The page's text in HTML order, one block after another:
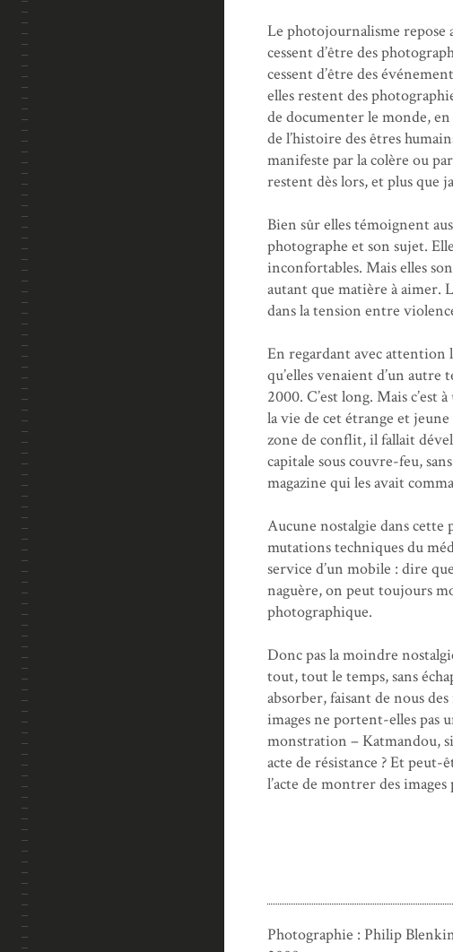
Le photojournalisme repose
cessent d’être des
cessent d’être des
elles restent des
de documenter le monde,
de l’histoire des êtres
manifeste par la colère ou
restent dès lors, et plus que
Bien sûr elles témoignent
photographe et son sujet.
inconfortables. Mais elles
autant que matière à aimer.
dans la tension entre
En regardant avec attention
qu’elles venaient d’un
2000. C’est long. Mais c’est
la vie de cet étrange et
zone de conflit, il fallait
capitale sous couvre-feu,
magazine qui les avait
Aucune nostalgie dans cette
mutations techniques du
service d’un mobile : dire
naguère, on peut toujours
photographique.
Donc pas la moindre
tout, tout le temps, sans
absorber, faisant de nous
images ne portent-elles pas
monstration – Katmandou,
acte de résistance ? Et peut-
l’acte de montrer des
Photographie : Philip